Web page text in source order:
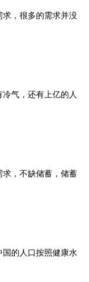
求，很多的需求并没
气，还有上亿的人
，不缺储蓄，储蓄
的人口按照健康水